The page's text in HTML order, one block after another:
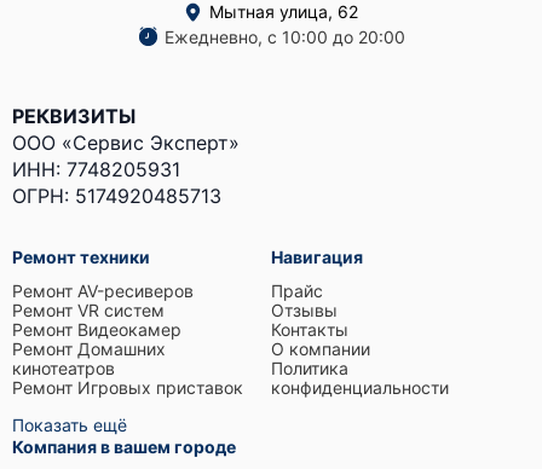
Мытная улица, 62
Ежедневно, с 10:00 до 20:00
РЕКВИЗИТЫ
ООО «Сервис Эксперт»
ИНН: 7748205931
ОГРН: 5174920485713
Ремонт техники
Ремонт AV-ресиверов
Ремонт VR систем
Ремонт Видеокамер
Ремонт Домашних
кинотеатров
Ремонт Игровых приставок
Показать ещё
Компания в вашем городе
Навигация
Прайс
Отзывы
Контакты
О компании
Политика
конфиденциальности